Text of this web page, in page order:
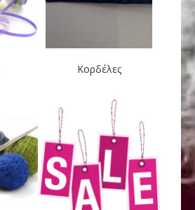
Κορδέλες